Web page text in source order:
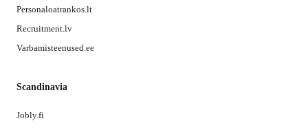
Personaloatrankos.lt
Recruitment.lv
Varbamisteenused.ee
Scandinavia
Jobly.fi